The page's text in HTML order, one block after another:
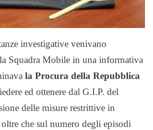
investigative venivano
Squadra Mobile in una informativa
la Procura della Repubblica
ed ottenere dal G.I.P. del
delle misure restrittive in
oltre che sul numero degli episodi